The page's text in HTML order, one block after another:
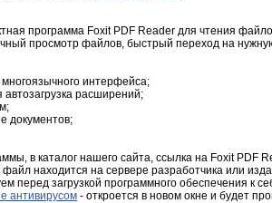
программа Foxit PDF Reader для чтения
просмотр файлов, быстрый переход на
интерфейса;
расширений;
документов;
в каталог нашего сайта, ссылка на Foxit PDF
файл находится на сервере разработчика или
перед загрузкой программного обеспечения к
антивирусом - откроется в новом окне и будет